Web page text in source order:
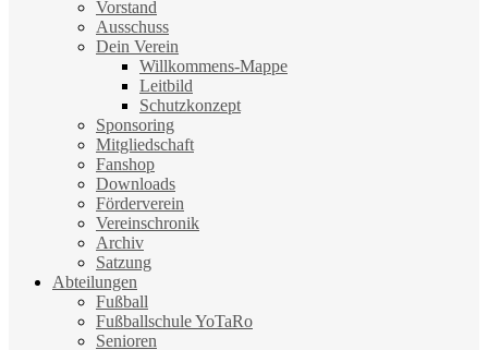
Vorstand
Ausschuss
Dein Verein
Willkommens-Mappe
Leitbild
Schutzkonzept
Sponsoring
Mitgliedschaft
Fanshop
Downloads
Förderverein
Vereinschronik
Archiv
Satzung
Abteilungen
Fußball
Fußballschule YoTaRo
Senioren